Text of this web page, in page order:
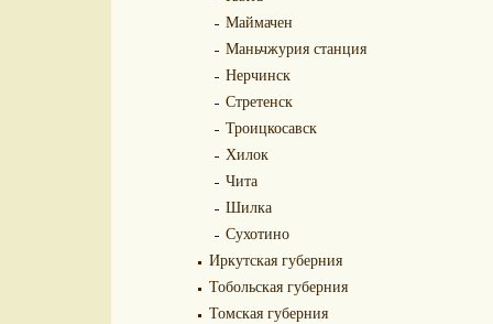
Маймачен
Маньчжурия станция
Нерчинск
Стретенск
Троицкосавск
Хилок
Чита
Шилка
Сухотино
Иркутская губерния
Тобольская губерния
Томская губерния